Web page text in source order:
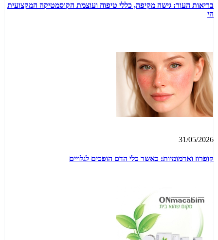
בריאות העור: גישה מקיפה, כללי טיפוח ועוצמת הקוסמטיקה המקצועית
הי
31/05/2026
קופרוז ואדמומיות: כאשר כלי הדם הופכים לגלויים